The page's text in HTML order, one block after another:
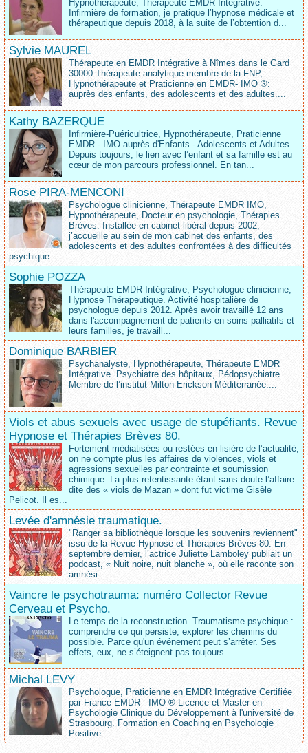
Hypnothérapeute, Thérapeute EMDR Intégrative.
Infirmière de formation, je pratique l’hypnose médicale et
thérapeutique depuis 2018, à la suite de l’obtention d...
Sylvie MAUREL
Thérapeute en EMDR Intégrative à Nîmes dans le Gard
30000 Thérapeute analytique membre de la FNP,
Hypnothérapeute et Praticienne en EMDR- IMO ®:
auprès des enfants, des adolescents et des adultes....
Kathy BAZERQUE
Infirmière-Puéricultrice, Hypnothérapeute, Praticienne
EMDR - IMO auprès d'Enfants - Adolescents et Adultes.
Depuis toujours, le lien avec l’enfant et sa famille est au
cœur de mon parcours professionnel. En tan...
Rose PIRA-MENCONI
Psychologue clinicienne, Thérapeute EMDR IMO,
Hypnothérapeute, Docteur en psychologie, Thérapies
Brèves. Installée en cabinet libéral depuis 2002,
j’accueille au sein de mon cabinet des enfants, des
adolescents et des adultes confrontées à des difficultés
psychique...
Sophie POZZA
Thérapeute EMDR Intégrative, Psychologue clinicienne,
Hypnose Thérapeutique. Activité hospitalière de
psychologue depuis 2012. Après avoir travaillé 12 ans
dans l'accompagnement de patients en soins palliatifs et
leurs familles, je travaill...
Dominique BARBIER
Psychanalyste, Hypnothérapeute, Thérapeute EMDR
Intégrative. Psychiatre des hôpitaux, Pédopsychiatre.
Membre de l’institut Milton Erickson Méditerranée....
Viols et abus sexuels avec usage de stupéfiants. Revue
Hypnose et Thérapies Brèves 80.
Fortement médiatisées ou restées en lisière de l’actualité,
on ne compte plus les affaires de violences, viols et
agressions sexuelles par contrainte et soumission
chimique. La plus retentissante étant sans doute l’affaire
dite des « viols de Mazan » dont fut victime Gisèle
Pelicot. Il es...
Levée d'amnésie traumatique.
"Ranger sa bibliothèque lorsque les souvenirs reviennent"
issu de la Revue Hypnose et Thérapies Brèves 80. En
septembre dernier, l’actrice Juliette Lamboley publiait un
podcast, « Nuit noire, nuit blanche », où elle raconte son
amnési...
Vaincre le psychotrauma: numéro Collector Revue
Cerveau et Psycho.
Le temps de la reconstruction. Traumatisme psychique :
comprendre ce qui persiste, explorer les chemins du
possible. Parce qu'un événement peut s’arrêter. Ses
effets, eux, ne s’éteignent pas toujours....
Michal LEVY
Psychologue, Praticienne en EMDR Intégrative Certifiée
par France EMDR - IMO ® Licence et Master en
Psychologie Clinique du Développement à l'université de
Strasbourg. Formation en Coaching en Psychologie
Positive....